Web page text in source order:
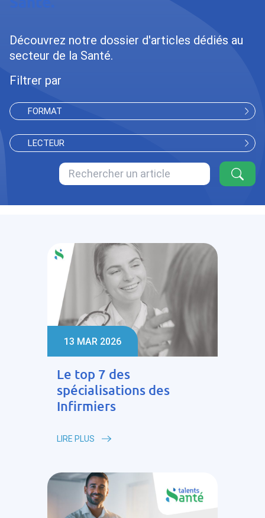
Découvrez notre dossier d'articles dédiés au
secteur de la Santé.
Filtrer par
FORMAT
LECTEUR
13 MAR 2026
Le top 7 des
spécialisations des
Infirmiers
LIRE PLUS